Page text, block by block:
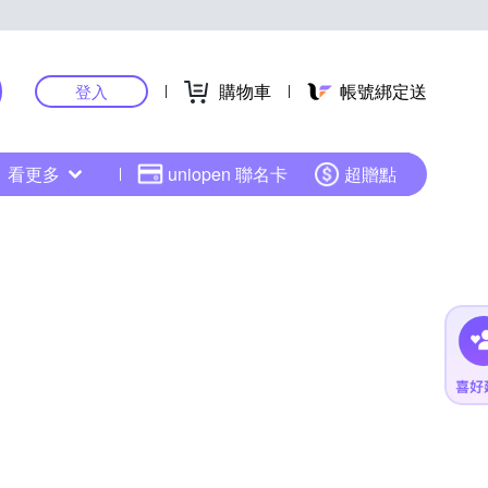
登入 購物車 帳號綁定送
看更多 uniopen 聯名卡 超贈點